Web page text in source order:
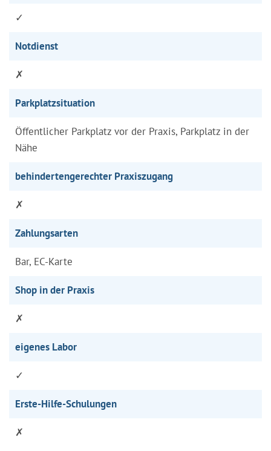
✓
Notdienst
✗
Parkplatzsituation
Öffentlicher Parkplatz vor der Praxis, Parkplatz in der
Nähe
behindertengerechter Praxiszugang
✗
Zahlungsarten
Bar, EC-Karte
Shop in der Praxis
✗
eigenes Labor
✓
Erste-Hilfe-Schulungen
✗